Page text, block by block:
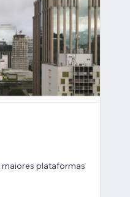
plataformas